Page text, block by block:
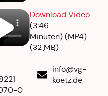
Download Video
(3:46
Minuten)(MP4)
(32 MB)
0
info@vg-
koetz.de